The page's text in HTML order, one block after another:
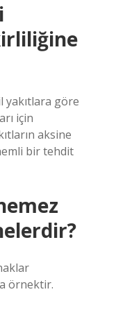
yakıtlara göre
için
aksine
bir tehdit
örnektir.